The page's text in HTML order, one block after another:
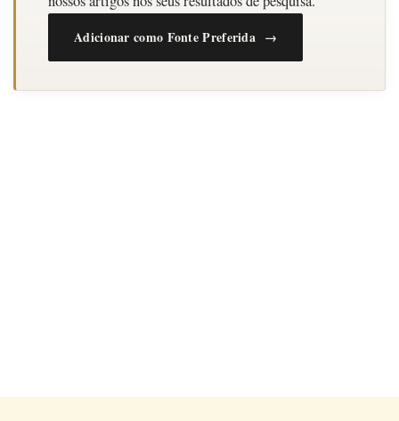
Adicionar como Fonte Preferida →